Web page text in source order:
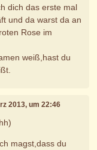
dich das erste mal
und da warst da an
Rose im
weiß,hast du
2013, um 22:46
magst,dass du